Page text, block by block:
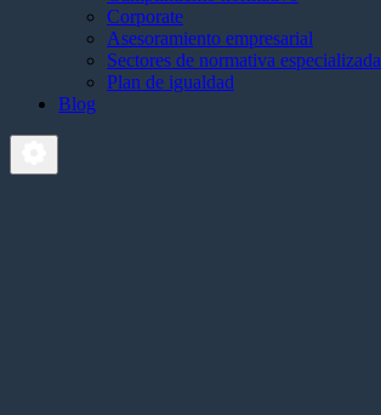
Corporate
Asesoramiento empresarial
Sectores de normativa especializada
Plan de igualdad
Blog